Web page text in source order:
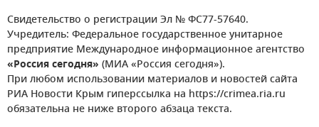
Свидетельство о регистрации Эл № ФС77-57640.
Учредитель: Федеральное государственное унитарное
предприятие Международное информационное агентство
«Россия сегодня» (МИА «Россия сегодня»).
При любом использовании материалов и новостей сайта
РИА Новости Крым гиперссылка на https://crimea.ria.ru
обязательна не ниже второго абзаца текста.